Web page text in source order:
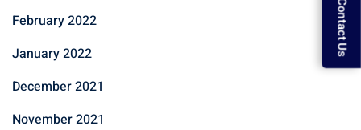
Contact Us
February 2022
January 2022
December 2021
November 2021